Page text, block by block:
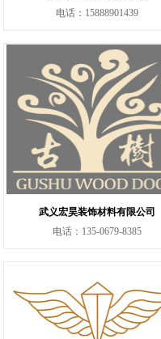
电话：15888901439
武义宏昊装饰材料有限公司
电话：135-0679-8385